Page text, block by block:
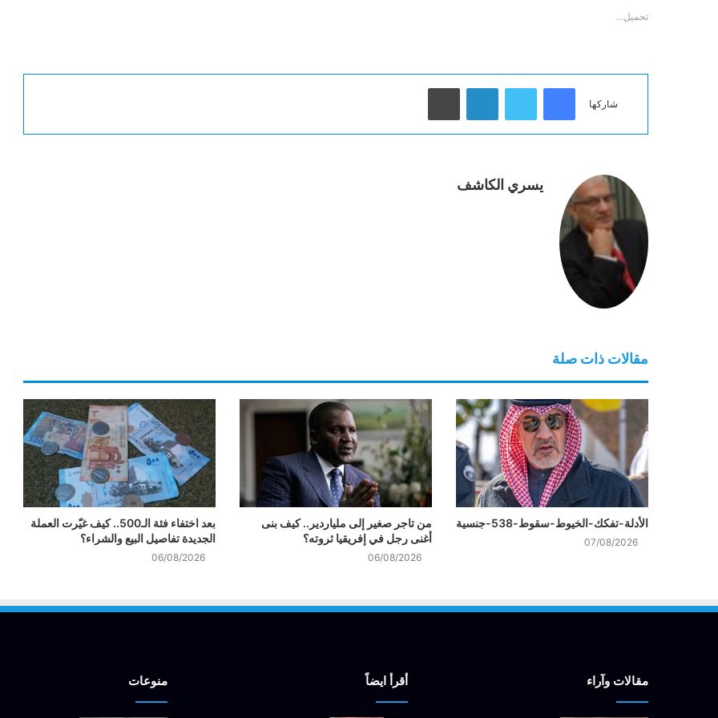
تحميل...
شاركها
فيسبوك لينكدإن
يسري الكاشف
مقالات ذات صلة
الأدلة-تفكك-الخيوط-سقوط-538-جنسية
07/08/2026
من تاجر صغير إلى ملياردير.. كيف بنى
أغنى رجل في إفريقيا ثروته؟
06/08/2026
بعد اختفاء فئة الـ500.. كيف غيّرت العملة
الجديدة تفاصيل البيع والشراء؟
06/08/2026
مقالات وآراء أقرأ ايضاً منوعات